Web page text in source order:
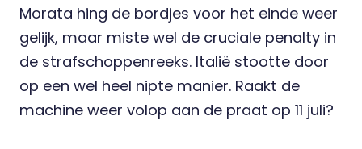
Morata hing de bordjes voor het einde weer
gelijk, maar miste wel de cruciale penalty in
de strafschoppenreeks. Italië stootte door
op een wel heel nipte manier. Raakt de
machine weer volop aan de praat op 11 juli?